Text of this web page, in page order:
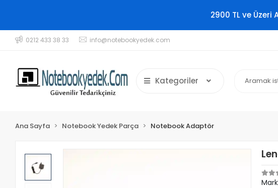
2900 TL ve Üzeri
0212 433 38 33 info@notebookyedek.com
Kategoriler
Ana Sayfa Notebook Yedek Parça Notebook Adaptör